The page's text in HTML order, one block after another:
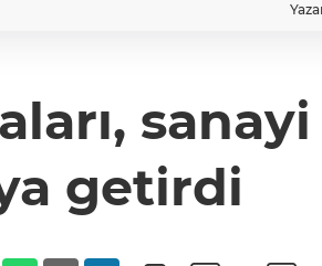
getirdi